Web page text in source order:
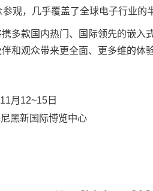
观，几乎覆盖了全球电子行业的
携多款国内热门、国际领先的嵌入
和观众带来更全面、更多维的体验
月12~15日
黑新国际博览中心